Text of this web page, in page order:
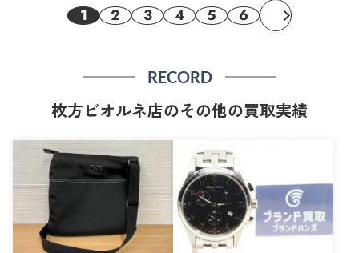
1 2 3 4 5 6
RECORD
枚方ビオルネ店のその他の買取実績